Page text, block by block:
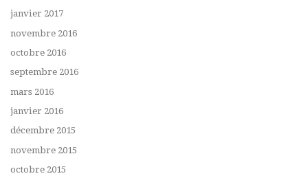
janvier 2017
novembre 2016
octobre 2016
septembre 2016
mars 2016
janvier 2016
décembre 2015
novembre 2015
octobre 2015